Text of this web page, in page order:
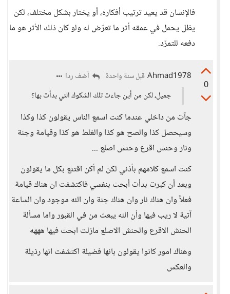
فالإنسان قد يعيد ترتيب أفكاره، أو يختار بشكل مختلف، لكن
يظل يحمل في عمقه أثر ما تعرّض له ولو كان ذلك الأثر هو ما
دفعه للتمرّد.
0
Ahmad1978 قبل سنة واحدة
أضف ردا
جميل، لكن من أين جاءت تلك الشكوك التي بدأت بها؟
جآت من داخلي عندما كنت اسمع الناس يقولون كذا وكذا
وسيحصل كذا والصح هو كذا والغلط هو كذا وقيامة وجنة
ونار وحنش اقرع وحنش اصلع ...
كنت اسمع كلامهم بأذني لكن لم أكن اقتنع بكل ما يقولون
وبعد أن كبرت بدأت أبحث بنفسي فاكتشفت ان هناك قيامة
فعلاً وان هناك نار وان هناك جنة وان الله موجود وان الساعة
آتية لا ريب فيها وأن الله يبعث من في القبور واما مسألة
الحنش الاقرع والحنش الاصلع مازلت ابحث فيها هههه
وهناك امور كانوا يقولون بانها فضيلة اكتشفت انها رذيلة
والعكس